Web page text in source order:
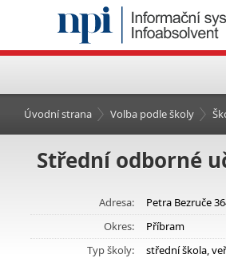
Úvodní strana Volba podle školy
Střední odborné
Adresa:
Petra Bezruče
Okres:
Příbram
Typ školy:
střední škola,